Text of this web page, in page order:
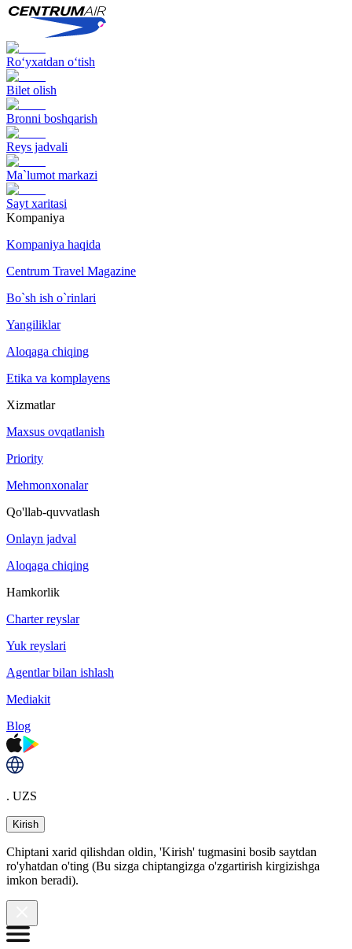
Ro‘yxatdan o‘tish
Bilet olish
Bronni boshqarish
Reys jadvali
Ma`lumot markazi
Sayt xaritasi
Kompaniya
Kompaniya haqida
Centrum Travel Magazine
Bo`sh ish o`rinlari
Yangiliklar
Aloqaga chiqing
Etika va komplayens
Xizmatlar
Maxsus ovqatlanish
Priority
Mehmonxonalar
Qo'llab-quvvatlash
Onlayn jadval
Aloqaga chiqing
Hamkorlik
Charter reyslar
Yuk reyslari
Agentlar bilan ishlash
Mediakit
Blog
. UZS
Kirish
Chiptani xarid qilishdan oldin, 'Kirish' tugmasini bosib saytdan
ro'yhatdan o'ting (Bu sizga chiptangizga o'zgartirish kirgizishga
imkon beradi).